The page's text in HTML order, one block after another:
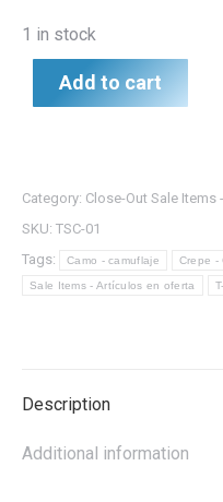
$65.00.
1 in stock
Add to cart
Category: Close-Out Sale
SKU: TSC-01
Tags:
Camo - camuflaje Crepe -
Sale Items - Artículos en oferta
Description
Additional information